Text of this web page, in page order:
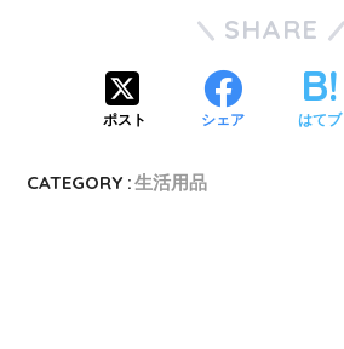
SHARE
ポスト シェア はてブ
CATEGORY :生活用品